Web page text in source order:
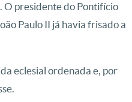
O presidente do Pontifício
Paulo II já havia frisado a
eclesial ordenada e, por